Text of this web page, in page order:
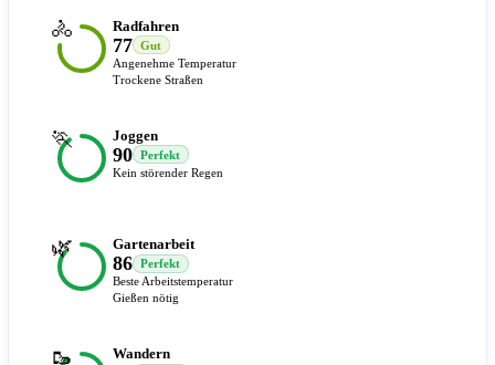
🚴 Radfahren
77
Gut
Angenehme Temperatur
Trockene Straßen
🏃 Joggen
90
Perfekt
Kein störender Regen
🌿 Gartenarbeit
86
Perfekt
Beste Arbeitstemperatur
Gießen nötig
🥾 Wandern